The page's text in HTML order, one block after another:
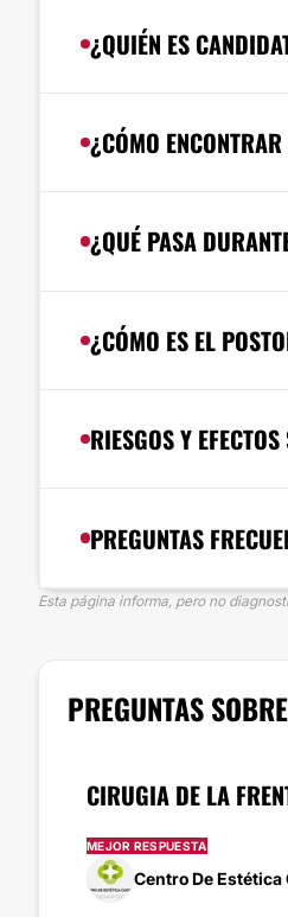
¿QUIÉN ES
¿CÓMO
¿QUÉ PASA
¿CÓMO ES EL
RIESGOS Y
PREGUNTAS
Esta página informa, pero no
PREGUNTAS
CIRUGIA DE LA
MEJOR RESPUESTA
Centro De Estética